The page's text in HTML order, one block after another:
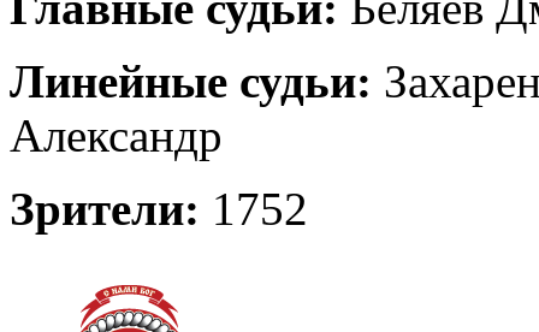
Линейные судьи:
Александр
Зрители: 1752